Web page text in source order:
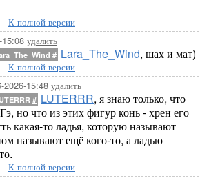
- К полной версии
удалить
# Lara_The_Wind, шах и мат)
- К полной версии
2026-15:48 удалить
# LUTERRR, я знаю только, что
но что из этих фигур конь - хрен его
какая-то ладья, которую называют
называют ещё кого-то, а ладью
- К полной версии